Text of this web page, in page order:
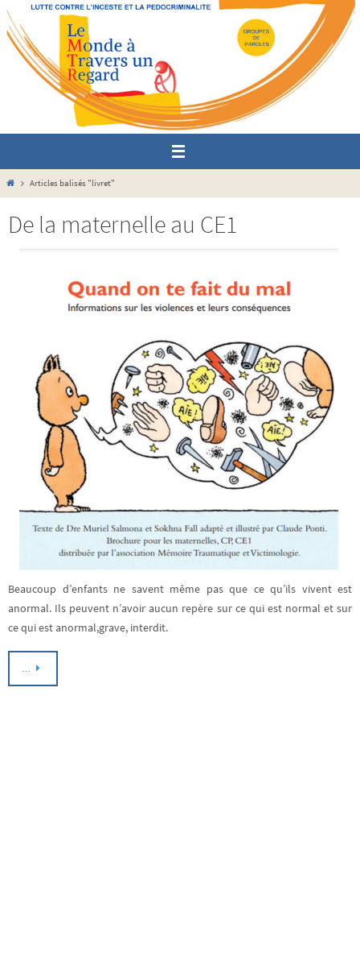
Passer
vers
contenu
HomeArticles balisés "livret"
De la maternelle au CE1
Beaucoup d’enfants ne savent même pas que ce qu’ils vivent est
anormal. Ils peuvent n’avoir aucun repère sur ce qui est normal et sur
ce qui est anormal,grave, interdit.
…